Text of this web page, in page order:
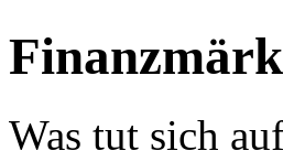
Was tut sich